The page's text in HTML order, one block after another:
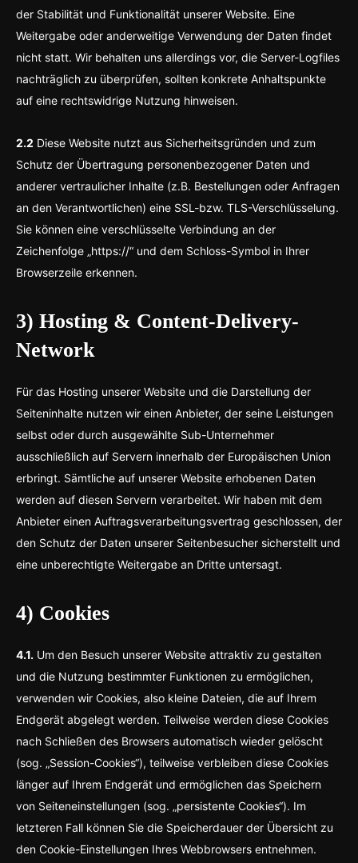
der Stabilität und Funktionalität unserer Website. Eine
Weitergabe oder anderweitige Verwendung der Daten findet
nicht statt. Wir behalten uns allerdings vor, die Server-Logfiles
nachträglich zu überprüfen, sollten konkrete Anhaltspunkte
auf eine rechtswidrige Nutzung hinweisen.
2.2 Diese Website nutzt aus Sicherheitsgründen und zum
Schutz der Übertragung personenbezogener Daten und
anderer vertraulicher Inhalte (z.B. Bestellungen oder Anfragen
an den Verantwortlichen) eine SSL-bzw. TLS-Verschlüsselung.
Sie können eine verschlüsselte Verbindung an der
Zeichenfolge „https://“ und dem Schloss-Symbol in Ihrer
Browserzeile erkennen.
3) Hosting & Content-Delivery-
Network
Für das Hosting unserer Website und die Darstellung der
Seiteninhalte nutzen wir einen Anbieter, der seine Leistungen
selbst oder durch ausgewählte Sub-Unternehmer
ausschließlich auf Servern innerhalb der Europäischen Union
erbringt. Sämtliche auf unserer Website erhobenen Daten
werden auf diesen Servern verarbeitet. Wir haben mit dem
Anbieter einen Auftragsverarbeitungsvertrag geschlossen, der
den Schutz der Daten unserer Seitenbesucher sicherstellt und
eine unberechtigte Weitergabe an Dritte untersagt.
4) Cookies
4.1. Um den Besuch unserer Website attraktiv zu gestalten
und die Nutzung bestimmter Funktionen zu ermöglichen,
verwenden wir Cookies, also kleine Dateien, die auf Ihrem
Endgerät abgelegt werden. Teilweise werden diese Cookies
nach Schließen des Browsers automatisch wieder gelöscht
(sog. „Session-Cookies“), teilweise verbleiben diese Cookies
länger auf Ihrem Endgerät und ermöglichen das Speichern
von Seiteneinstellungen (sog. „persistente Cookies“). Im
letzteren Fall können Sie die Speicherdauer der Übersicht zu
den Cookie-Einstellungen Ihres Webbrowsers entnehmen.